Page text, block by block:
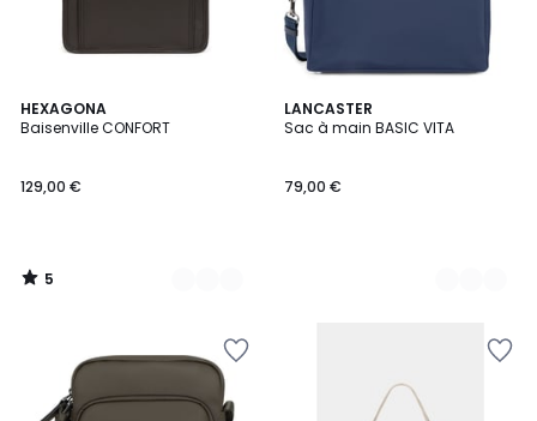
HEXAGONA
Baisenville CONFORT
129,00 €
5
/
3
Couleurs
5
/
LANCASTER
Sac à main BASIC VITA
79,00 €
2
Couleurs